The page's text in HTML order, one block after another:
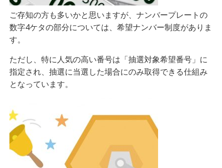
ご存知の方も多いかと思いますが、ナンバープレートの
数字4ケタの部分については、希望ナンバー制度がありま
す。
ただし、特に人気の高い番号は「抽選対象希望番号」に
指定され、抽選に当選した場合にのみ取得できる仕組み
となっています。